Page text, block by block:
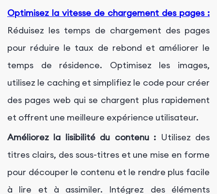
Optimisez la vitesse de chargement des pages :
Réduisez les temps de chargement des pages
pour réduire le taux de rebond et améliorer le
temps de résidence. Optimisez les images,
utilisez le caching et simplifiez le code pour créer
des pages web qui se chargent plus rapidement
et offrent une meilleure expérience utilisateur.
Améliorez la lisibilité du contenu : Utilisez des
titres clairs, des sous-titres et une mise en forme
pour découper le contenu et le rendre plus facile
à lire et à assimiler. Intégrez des éléments